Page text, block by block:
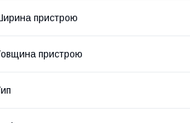
пристрою
пристрою